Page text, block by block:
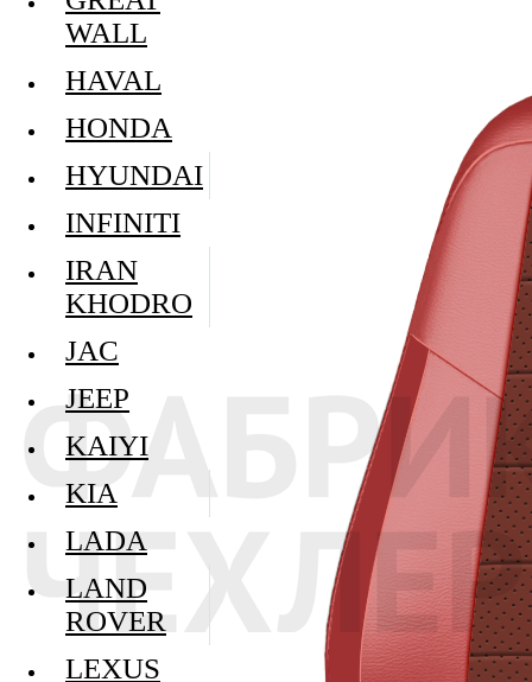
WALL
HAVAL
HONDA
HYUNDAI
INFINITI
IRAN
KHODRO
JAC
JEEP
KAIYI
KIA
LADA
LAND
ROVER
LEXUS